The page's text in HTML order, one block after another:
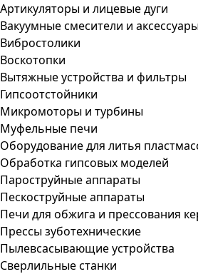
Артикуляторы и лицевые дуги
Вакуумные смесители и
Вибростолики
Воскотопки
Вытяжные устройства и фильтры
Гипсоотстойники
Микромоторы и турбины
Муфельные печи
Оборудование для литья
Обработка гипсовых моделей
Пароструйные аппараты
Пескоструйные аппараты
Печи для обжига и прессования
Прессы зуботехнические
Пылевсасывающие устройства
Сверлильные станки